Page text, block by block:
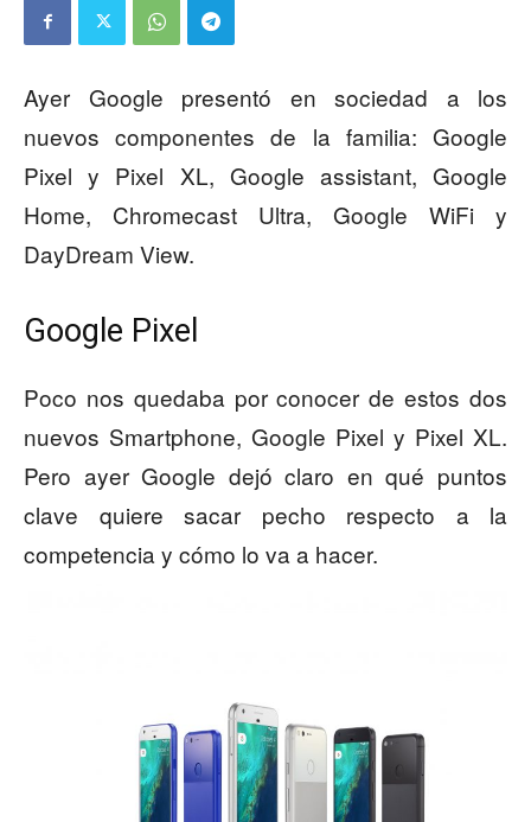
Ayer Google presentó en sociedad a los
nuevos componentes de la familia: Google
Pixel y Pixel XL, Google assistant, Google
Home, Chromecast Ultra, Google WiFi y
DayDream View.
Google Pixel
Poco nos quedaba por conocer de estos dos
nuevos Smartphone, Google Pixel y Pixel XL.
Pero ayer Google dejó claro en qué puntos
clave quiere sacar pecho respecto a la
competencia y cómo lo va a hacer.